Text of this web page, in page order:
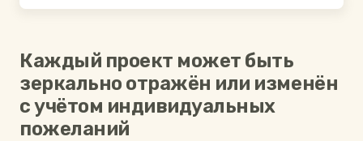
Каждый проект может быть
зеркально отражён или изменён
с учётом индивидуальных
пожеланий